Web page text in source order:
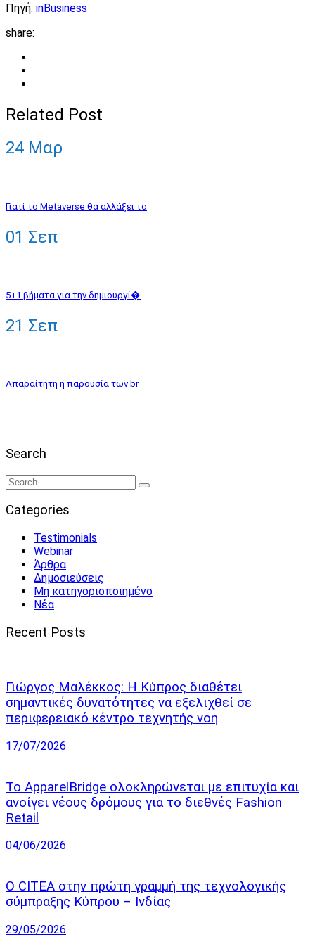
Πηγή: inBusiness
share:
Related Post
24 Μαρ
Γιατί το Metaverse θα αλλάξει το
01 Σεπ
5+1 βήματα για την δημιουργί�
21 Σεπ
Απαραίτητη η παρουσία των br
Search
Categories
Testimonials
Webinar
Άρθρα
Δημοσιεύσεις
Μη κατηγοριοποιημένο
Νέα
Recent Posts
Γιώργος Μαλέκκος: Η Κύπρος διαθέτει
σημαντικές δυνατότητες να εξελιχθεί σε
περιφερειακό κέντρο τεχνητής νοη
17/07/2026
Το ApparelBridge ολοκληρώνεται με επιτυχία και
ανοίγει νέους δρόμους για το διεθνές Fashion
Retail
04/06/2026
Ο CITEA στην πρώτη γραμμή της τεχνολογικής
σύμπραξης Κύπρου – Ινδίας
29/05/2026